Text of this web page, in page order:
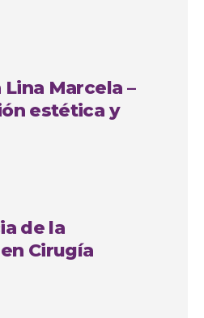
Marcela –
estética y
Colombia
de la
Cirugía
y Casos de